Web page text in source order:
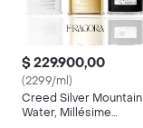
$ 229.900,00
(2299/ml)
Creed Silver Mountain
Water, Millésime